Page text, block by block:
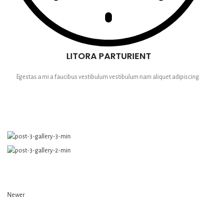
LITORA PARTURIENT
Egestas a mi a faucibus vestibulum vestibulum nam aliquet adipiscing.
Newer